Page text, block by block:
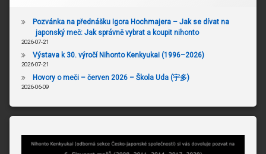
Pozvánka na přednášku Igora Hochmajera – Jak se dívat na
japonský meč: Jak správně vybrat a koupit nihonto
2026-07-21
Výstava k 30. výročí Nihonto Kenkyukai (1996–2026)
2026-07-21
Hovory o meči – červen 2026 – Škola Uda (宇多)
2026-06-09